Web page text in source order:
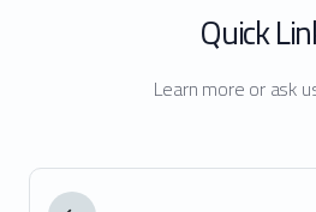
Quick
Learn more or ask